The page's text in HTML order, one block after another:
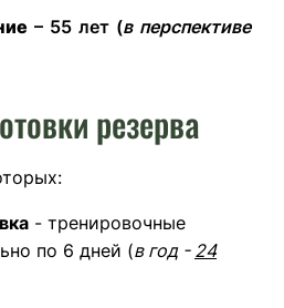
– 55 лет (в перспективе
резерва
- тренировочные
по 6 дней (в год - 24